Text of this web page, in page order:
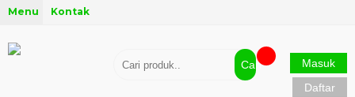
Menu Kontak
Cari
Masuk
Daftar